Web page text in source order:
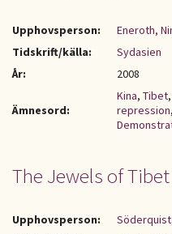
Upphovsperson:
Eneroth,
Tidskrift/källa:
Sydasien
År:
2008
Ämnesord:
Kina, Tibet,
repression,
The Jewels of Tibet
Upphovsperson: